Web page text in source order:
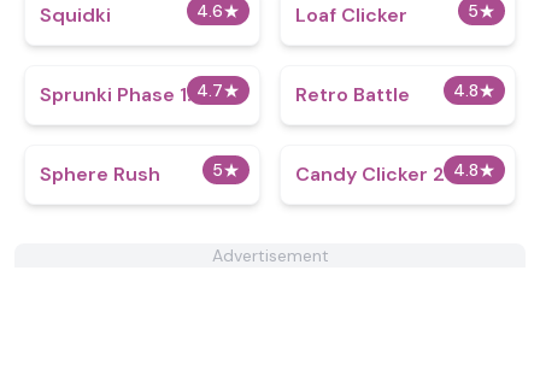
4.6★
Squidki 5★
Loaf Clicker
4.7★
Sprunki Phase 1.5 4.8★
Retro Battle
5★
Sphere Rush 4.8★
Candy Clicker 2
Advertisement